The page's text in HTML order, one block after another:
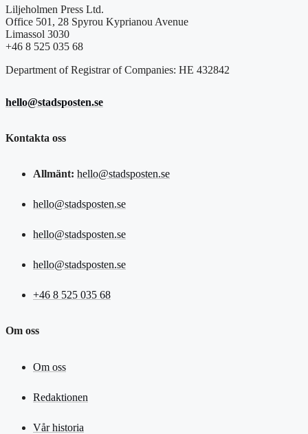
Liljeholmen Press Ltd.
Office 501, 28 Spyrou Kyprianou Avenue
Limassol 3030
+46 8 525 035 68
Department of Registrar of Companies: HE 432842
hello@stadsposten.se
Kontakta oss
Allmänt: hello@stadsposten.se
hello@stadsposten.se
hello@stadsposten.se
hello@stadsposten.se
+46 8 525 035 68
Om oss
Om oss
Redaktionen
Vår historia